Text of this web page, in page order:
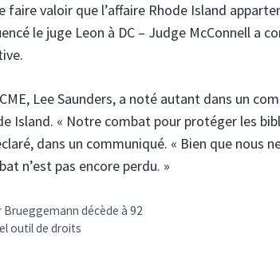
valoir que l’affaire Rhode Island
le juge Leon à DC – Judge McConnell a
Lee Saunders, a noté autant dans un
Island. « Notre combat pour protéger les
dans un communiqué. « Bien que nous
n’est pas encore perdu. »
décède à 92
outil de droits